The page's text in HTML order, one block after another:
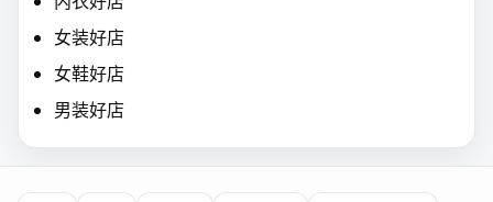
女装好店
女鞋好店
男装好店